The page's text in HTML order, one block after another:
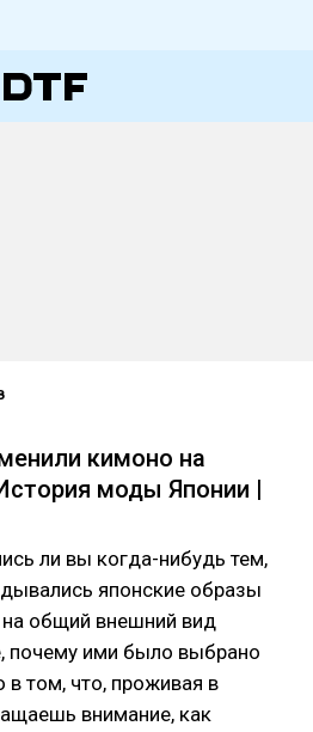
кимоно на
моды Японии |
ли вы когда-нибудь тем,
японские образы
общий внешний вид
почему ими было выбрано
том, что, проживая в
внимание, как